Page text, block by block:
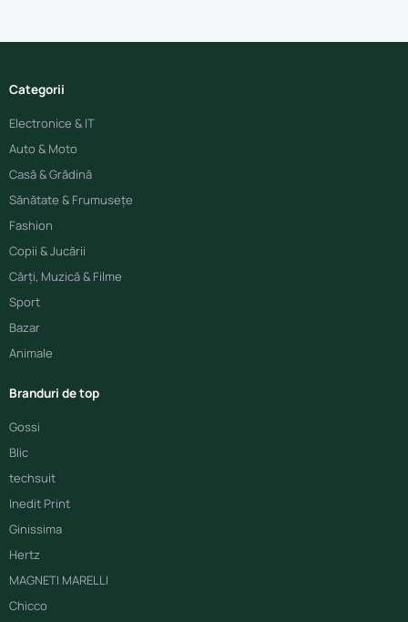
Categorii
Electronice & IT
Auto & Moto
Casă & Grădină
Sănătate & Frumusețe
Fashion
Copii & Jucării
Cărți, Muzică & Filme
Sport
Bazar
Animale
Branduri de top
Gossi
Blic
techsuit
Inedit Print
Ginissima
Hertz
MAGNETI MARELLI
Chicco